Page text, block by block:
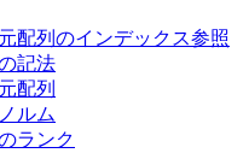
配列のインデックス参照
記法
配列
ルム
ランク